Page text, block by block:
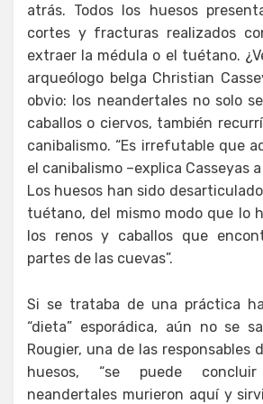
atrás. Todos los huesos
cortes y fracturas realizados
extraer la médula o el tuétano.
arqueólogo belga Christian
obvio: los neandertales no solo
caballos o ciervos, también
canibalismo. “Es irrefutable que
el canibalismo –explica Casseyas
Los huesos han sido
tuétano, del mismo modo que lo
los renos y caballos que
partes de las cuevas”.
Si se trataba de una práctica
“dieta” esporádica, aún no se
Rougier, una de las responsables
huesos, “se puede
neandertales murieron aquí y